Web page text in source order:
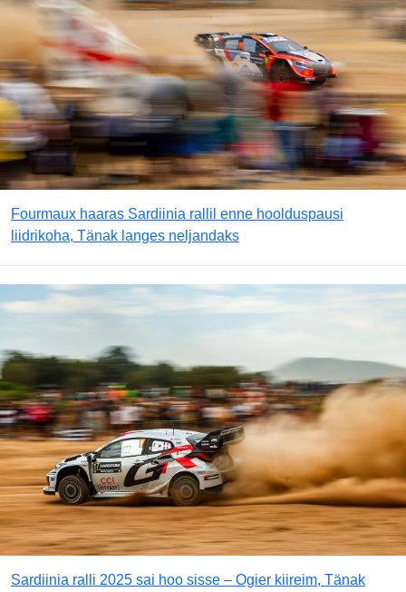
Fourmaux haaras Sardiinia rallil enne hoolduspausi
liidrikoha, Tänak langes neljandaks
Sardiinia ralli 2025 sai hoo sisse – Ogier kiireim, Tänak